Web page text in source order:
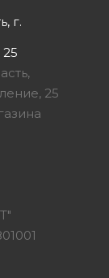
г.
25